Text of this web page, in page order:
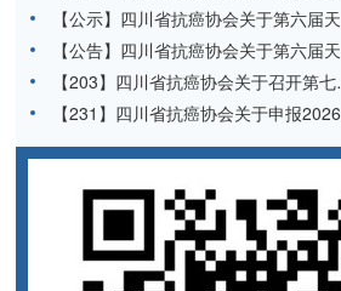
【公示】四川省抗癌协会关于第六届天府乳腺癌大会会务比选结果的公告
【公告】四川省抗癌协会关于第六届天府乳腺癌大会会务服务公司的比选公告
【203】四川省抗癌协会关于召开第七次肿瘤呼吸病学学术会议的通知
【231】四川省抗癌协会关于申报2026年度第一批肿瘤临床专项科研项目的通知